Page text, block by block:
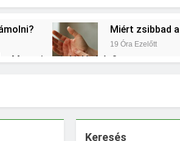
Miért zsibbad
19 Óra Ezelőtt
Mennyi a végkielégítés?
Keresés